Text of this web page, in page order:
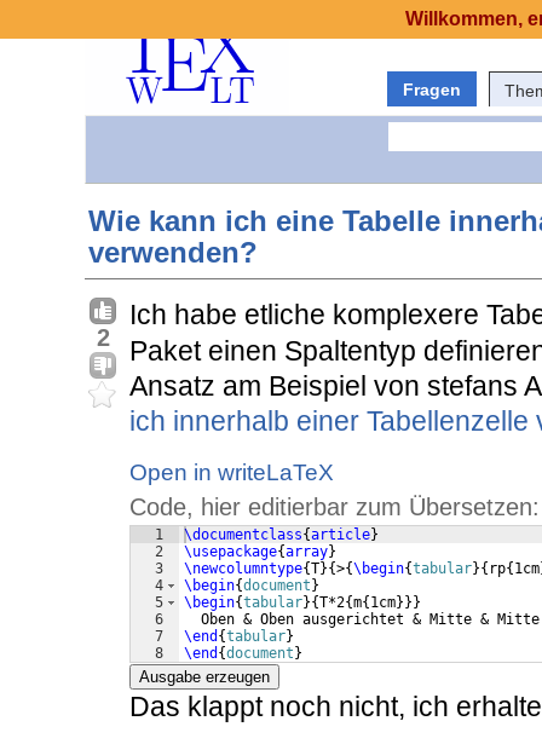
Fragen
Wie kann ich eine Tabelle
verwenden?
2
Ich habe etliche komplexere
Paket einen Spaltentyp
Ansatz am Beispiel von stefans
ich innerhalb einer Tabellenzelle
Open in writeLaTeX
Code, hier editierbar zum Übersetzen:
1
2
3
4
5
6
7
8
\documentclass{article}
\usepackage{array}
\newcolumntype{T}{>{\begin{tabular}{ rp{ 1cm
\begin{document }
\begin{tabular}{T*2{m{ 1cm}}}
  Oben & Oben ausgerichtet & Mitte & Mitte
\end {tabular}
\end {document }
Ausgabe erzeugen
Das klappt noch nicht, ich
Willkommen,